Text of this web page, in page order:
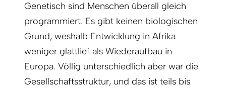
Genetisch sind Menschen überall gleich
programmiert. Es gibt keinen biologischen
Grund, weshalb Entwicklung in Afrika
weniger glattlief als Wiederaufbau in
Europa. Völlig unterschiedlich aber war die
Gesellschaftsstruktur, und das ist teils bis